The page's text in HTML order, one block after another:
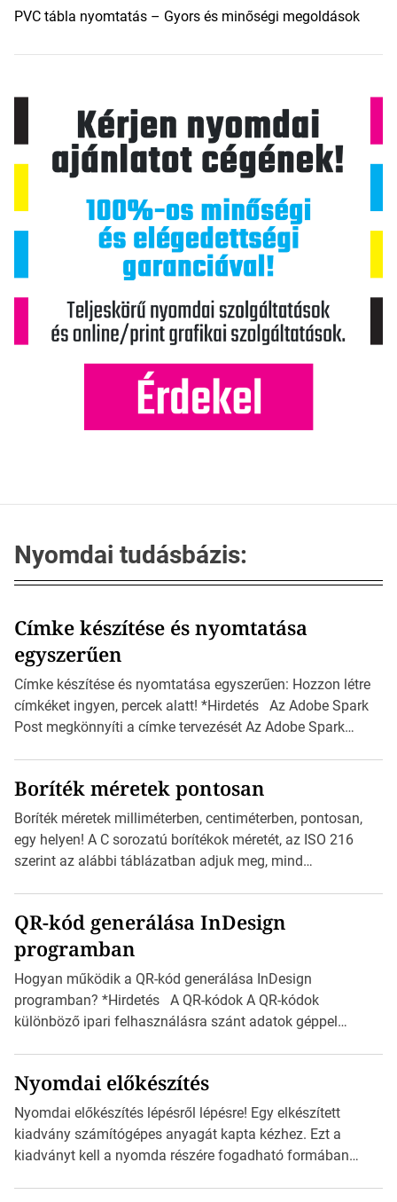
PVC tábla nyomtatás – Gyors és minőségi megoldások
Nyomdai tudásbázis:
Címke készítése és nyomtatása
egyszerűen
Címke készítése és nyomtatása egyszerűen: Hozzon létre
címkéket ingyen, percek alatt! *Hirdetés Az Adobe Spark
Post megkönnyíti a címke tervezését Az Adobe Spark
igazán foroghatnak a kreatív fogaskerekek, miközben
zajlik a saját címke készítése. Hogyan készítsünk címkét?
Válasszon méretet és alakot: Válassza ki a kívánt címke
méretét. Akár néhány […]
Boríték méretek pontosan
Boríték méretek milliméterben, centiméterben, pontosan,
egy helyen! A C sorozatú borítékok méretét, az ISO 216
szerint az alábbi táblázatban adjuk meg, mind
mutatja az A4-es papírlaphoz viszonyítva. Az amerikai és
észak-amerikai boríték méretére az ISO 216 nem
vonatkozik. Boríték méretének táblázata C0-tól […]
QR-kód generálása InDesign
programban
Hogyan működik a QR-kód generálása InDesign
programban? *Hirdetés A QR-kódok A QR-kódok
különböző ipari felhasználásra szánt adatok géppel
okostelefonjára telepíthet egy QR-kód-leolvasó
alkalmazást, ami leolvasni és dekódolni képes az URL-
információt és átirányítja a telefon böngészőjét a cég
weblapjára. A QR-kód beolvasása után a felhasználó
Nyomdai előkészítés
Nyomdai előkészítés lépésről lépésre! Egy elkészített
kiadvány számítógépes anyagát kapta kézhez. Ezt a
kiadványt kell a nyomda részére fogadható formában